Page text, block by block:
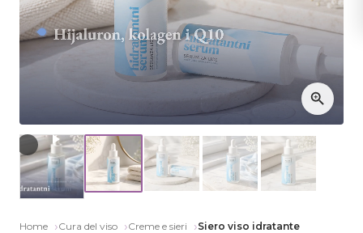
Home Cura del viso Creme e sieri Siero viso idratante